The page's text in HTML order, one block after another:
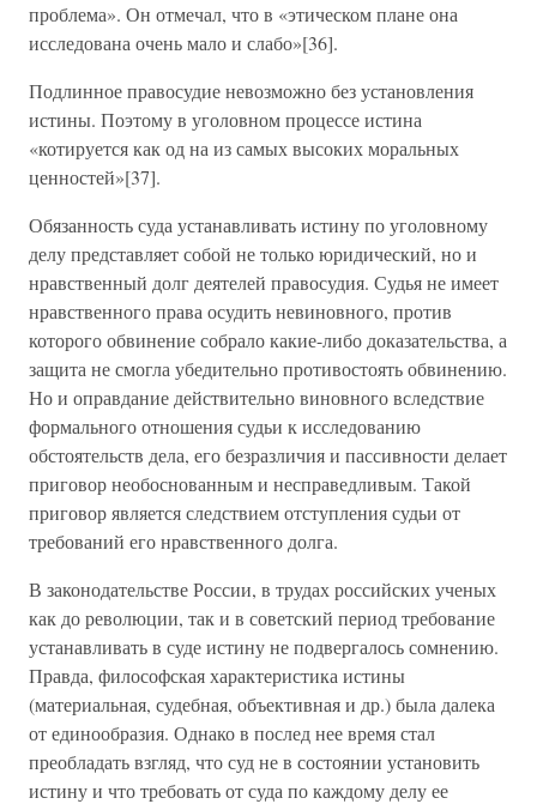
проблема». Он отмечал, что в «этическом плане она
исследована очень мало и слабо»[36].
Подлинное правосудие невозможно без установления
истины. Поэтому в уголовном процессе истина
«котируется как од на из самых высоких моральных
ценностей»[37].
Обязанность суда устанавливать истину по уголовному
делу представляет собой не только юридический, но и
нравственный долг деятелей правосудия. Судья не имеет
нравственного права осудить невиновного, против
которого обвинение собрало какие-либо доказательства, а
защита не смогла убедительно противостоять обвинению.
Но и оправдание действительно виновного вследствие
формального отношения судьи к исследованию
обстоятельств дела, его безразличия и пассивности делает
приговор необоснованным и несправедливым. Такой
приговор является следствием отступления судьи от
требований его нравственного долга.
В законодательстве России, в трудах российских ученых
как до революции, так и в советский период требование
устанавливать в суде истину не подвергалось сомнению.
Правда, философская характеристика истины
(материальная, судебная, объективная и др.) была далека
от единообразия. Однако в послед нее время стал
преобладать взгляд, что суд не в состоянии установить
истину и что требовать от суда по каждому делу ее